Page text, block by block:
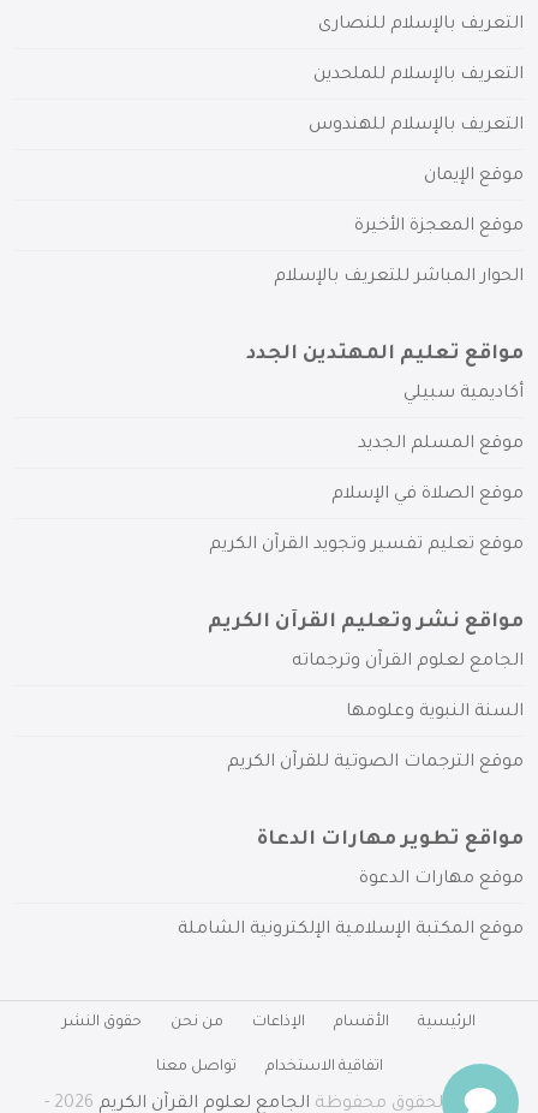
التعريف بالإسلام للنصارى
التعريف بالإسلام للملحدين
التعريف بالإسلام للهندوس
موقع الإيمان
موقع المعجزة الأخيرة
الحوار المباشر للتعريف بالإسلام
مواقع تعليم المهتدين الجدد
أكاديمية سبيلي
موقع المسلم الجديد
موقع الصلاة في الإسلام
موقع تعليم تفسير وتجويد القرآن الكريم
مواقع نشر وتعليم القرآن الكريم
الجامع لعلوم القرآن وترجماته
السنة النبوية وعلومها
موقع الترجمات الصوتية للقرآن الكريم
مواقع تطوير مهارات الدعاة
موقع مهارات الدعوة
موقع المكتبة الإسلامية الإلكترونية الشاملة
الرئيسية الأقسام الإذاعات من نحن حقوق النشر
اتفاقية الاستخدام تواصل معنا
جميع الحقوق محفوظة الجامع لعلوم القرآن الكريم 2026 -